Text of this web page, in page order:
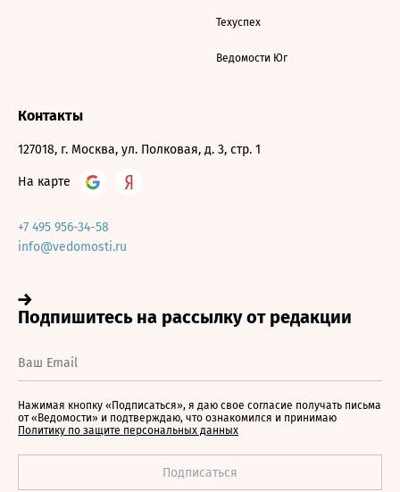
Техуспех
Ведомости Юг
Контакты
127018, г. Москва, ул. Полковая, д. 3, стр. 1
На карте
+7 495 956-34-58
info@vedomosti.ru
Нажимая кнопку «Подписаться», я даю свое согласие получать письма
от «Ведомости» и подтверждаю, что ознакомился и принимаю
Политику по защите персональных данных